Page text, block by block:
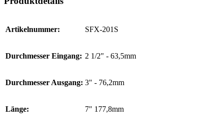
Artikelnummer: SFX-201S
Durchmesser Eingang: 2 1/2" - 63,5mm
Durchmesser Ausgang: 3" - 76,2mm
Länge: 7" 177,8mm